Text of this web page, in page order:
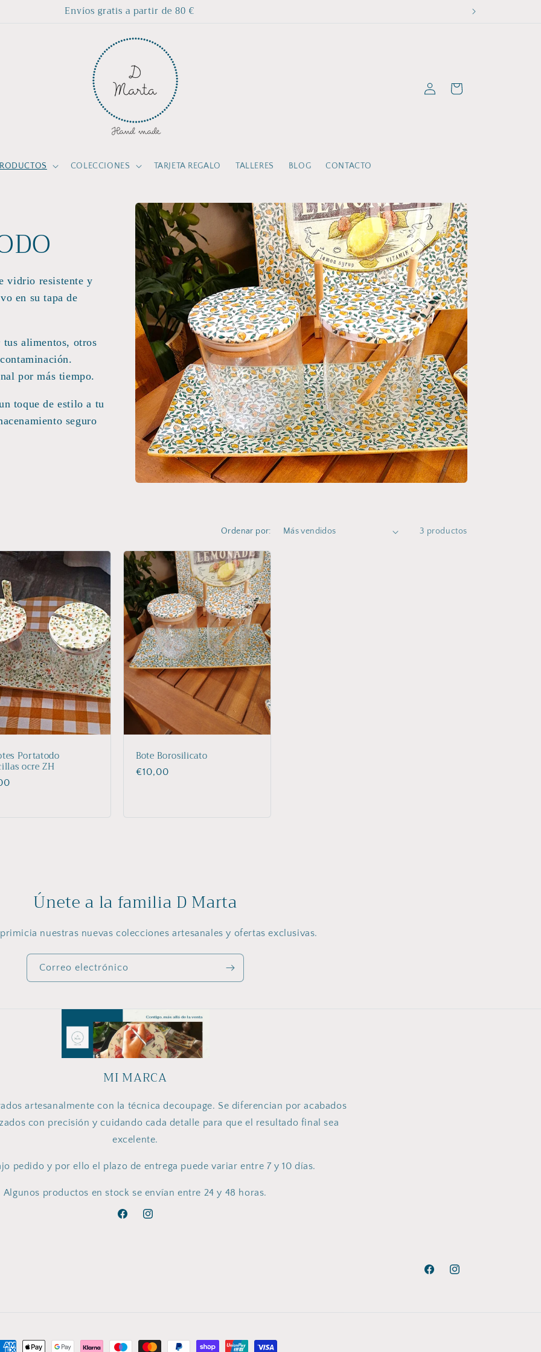
Envíos gratis a partir de 80 €
COLECCIONES TARJETA REGALO TALLERES BLOG CONTACTO
sesión
Carrito
vidrio resistente y
en su tapa de
tus alimentos, otros
por más tiempo.
toque de estilo a tu
seguro
Ordenar por: 3 productos
Portatodo
ocre ZH
Bote Borosilicato
Precio
€10,00
Únete a la familia D Marta
nuestras nuevas colecciones artesanales y ofertas exclusivas.
Correo electrónico
MI MARCA
artesanalmente con la técnica decoupage. Se diferencian por acabados
con precisión y cuidando cada detalle para que el resultado final sea
excelente.
pedido y por ello el plazo de entrega puede variar entre 7 y 10 días.
Algunos productos en stock se envían entre 24 y 48 horas.
FacebookInstagram
FacebookInstagram